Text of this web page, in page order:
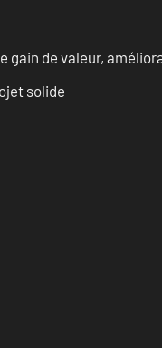
gain de valeur,
solide